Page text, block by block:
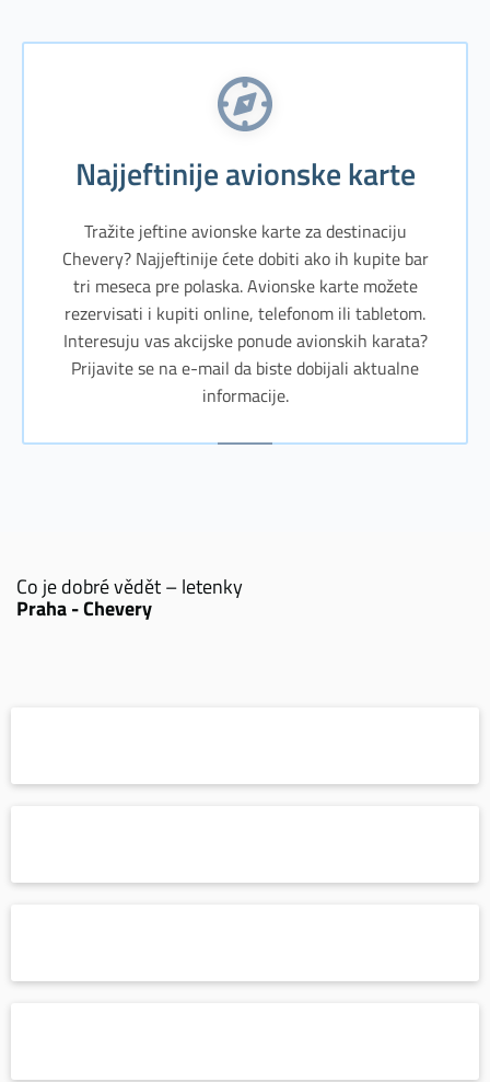
Najjeftinije avionske karte
Tražite jeftine avionske karte za destinaciju
Chevery? Najjeftinije ćete dobiti ako ih kupite bar
tri meseca pre polaska. Avionske karte možete
rezervisati i kupiti online, telefonom ili tabletom.
Interesuju vas akcijske ponude avionskih karata?
Prijavite se na e-mail da biste dobijali aktualne
informacije.
Co je dobré vědět – letenky
Praha - Chevery